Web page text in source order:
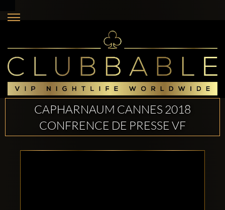
CAPHARNAUM CANNES 2018
CONFRENCE DE PRESSE VF